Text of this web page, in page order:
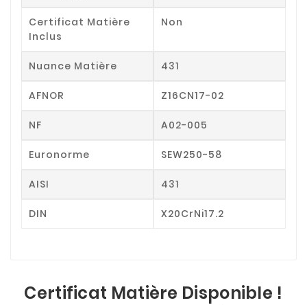
Certificat Matière
Inclus
Non
Nuance Matière 431
AFNOR Z16CN17-02
NF A02-005
Euronorme SEW250-58
AISI 431
DIN X20CrNi17.2
Certificat Matière Disponible !